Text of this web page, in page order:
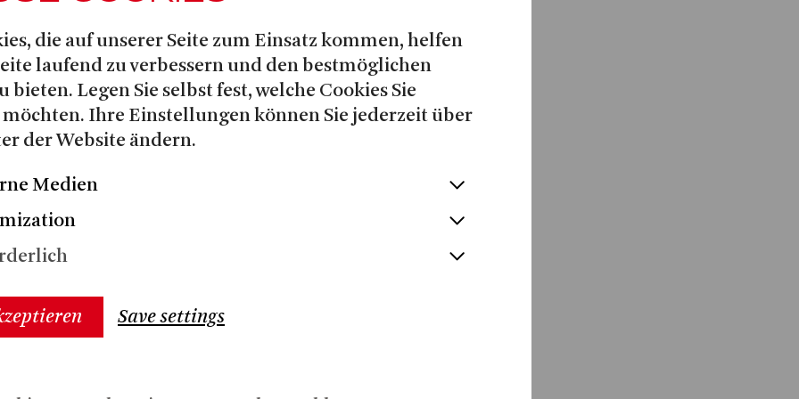
uraufführte
Kurzstücke mit der Tapestry
Filme mit der Music Academy
als musikalischer Leiter für
SPRING AWAKENING und
seine Ausbildung im
Program der Metropolitan
der Canadian Opera
der Music Academy of the
Institut, an der Academié
der Orford Music Academy. Er
Klavier von der University
School of Music an der
die auf unserer Seite zum Einsatz kommen, helfen
laufend zu verbessern und den bestmöglichen
bieten. Legen Sie selbst fest, welche Cookies Sie
möchten. Ihre Einstellungen können Sie jederzeit über
der Website ändern.
Medien
Save settings